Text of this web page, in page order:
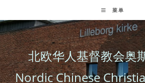
to
content
菜单
北欧华人基督教会奥
Nordic Chinese